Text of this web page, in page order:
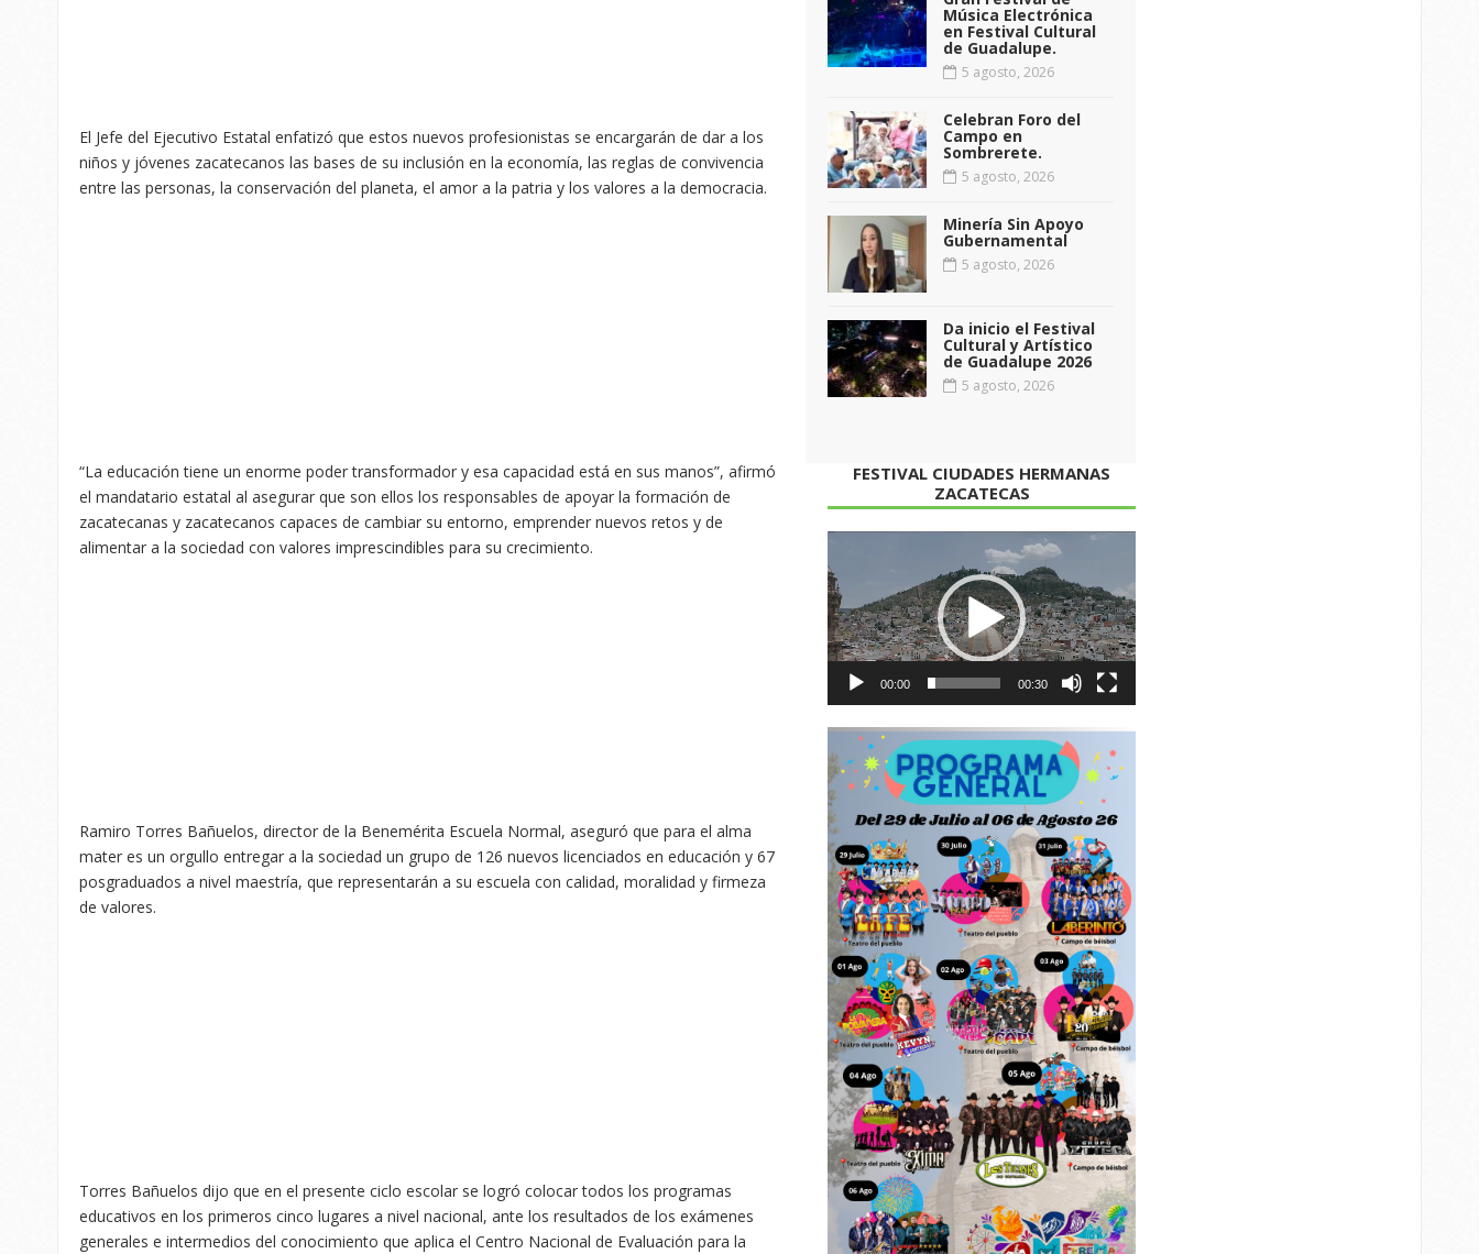
El Jefe del Ejecutivo Estatal enfatizó que estos nuevos profesionistas se encargarán de dar a los
niños y jóvenes zacatecanos las bases de su inclusión en la economía, las reglas de convivencia
entre las personas, la conservación del planeta, el amor a la patria y los valores a la democracia.
“La educación tiene un enorme poder transformador y esa capacidad está en sus manos”, afirmó
el mandatario estatal al asegurar que son ellos los responsables de apoyar la formación de
zacatecanas y zacatecanos capaces de cambiar su entorno, emprender nuevos retos y de
alimentar a la sociedad con valores imprescindibles para su crecimiento.
Ramiro Torres Bañuelos, director de la Benemérita Escuela Normal, aseguró que para el alma
mater es un orgullo entregar a la sociedad un grupo de 126 nuevos licenciados en educación y 67
posgraduados a nivel maestría, que representarán a su escuela con calidad, moralidad y firmeza
de valores.
Torres Bañuelos dijo que en el presente ciclo escolar se logró colocar todos los programas
educativos en los primeros cinco lugares a nivel nacional, ante los resultados de los exámenes
generales e intermedios del conocimiento que aplica el Centro Nacional de Evaluación para la
Música Electrónica
en Festival Cultural
de Guadalupe.
5 agosto, 2026
Celebran Foro del
Campo en
Sombrerete.
5 agosto, 2026
Minería Sin Apoyo
Gubernamental
5 agosto, 2026
Da inicio el Festival
Cultural y Artístico
de Guadalupe 2026
5 agosto, 2026
FESTIVAL CIUDADES HERMANAS
ZACATECAS
de
vídeo
00:00 00:30